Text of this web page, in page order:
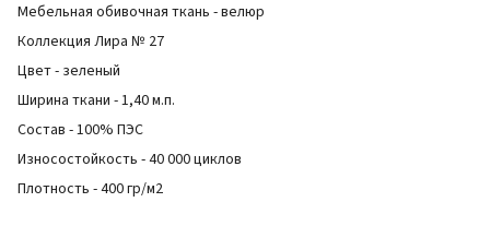
Мебельная обивочная ткань - велюр
Коллекция Лира № 27
Цвет - зеленый
Ширина ткани - 1,40 м.п.
Состав - 100% ПЭС
Износостойкость - 40 000 циклов
Плотность - 400 гр/м2